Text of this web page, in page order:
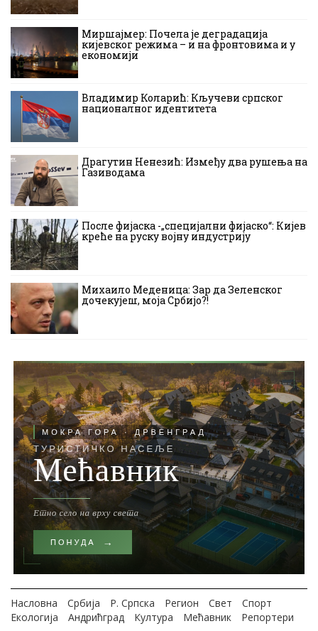
Миршајмер: Почела је деградација
кијевског режима – и на фронтовима и у
економији
Владимир Коларић: Кључеви српског
националног идентитета
Драгутин Ненезић: Између два рушења на
Газиводама
После фијаска -„специјални фијаско“: Кијев
креће на руску војну индустрију
Михаило Меденица: Зар да Зеленског
дочекујеш, моја Србијо?!
Насловна Србија Р. Српска Регион Свет
Спорт
Екологија
Андрићград Култура Мећавник Репортери